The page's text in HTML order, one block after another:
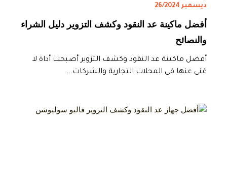
ديسمبر 26/2024
أفضل ماكينة عد النقود وكشف التزوير دليل الشراء
والنصائح
أفضل ماكينة عد النقود وكشف التزوير أصبحت أداة لا
غنى عنها في المحلات التجارية والشركات...